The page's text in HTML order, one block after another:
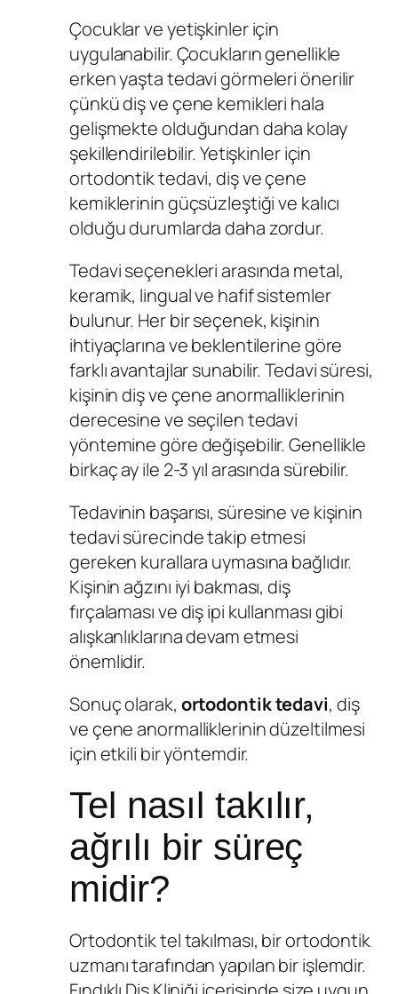
Çocuklar ve yetişkinler için
uygulanabilir. Çocukların genellikle
erken yaşta tedavi görmeleri önerilir
çünkü diş ve çene kemikleri hala
gelişmekte olduğundan daha kolay
şekillendirilebilir. Yetişkinler için
ortodontik tedavi, diş ve çene
kemiklerinin güçsüzleştiği ve kalıcı
olduğu durumlarda daha zordur.
Tedavi seçenekleri arasında metal,
keramik, lingual ve hafif sistemler
bulunur. Her bir seçenek, kişinin
ihtiyaçlarına ve beklentilerine göre
farklı avantajlar sunabilir. Tedavi süresi,
kişinin diş ve çene anormalliklerinin
derecesine ve seçilen tedavi
yöntemine göre değişebilir. Genellikle
birkaç ay ile 2-3 yıl arasında sürebilir.
Tedavinin başarısı, süresine ve kişinin
tedavi sürecinde takip etmesi
gereken kurallara uymasına bağlıdır.
Kişinin ağzını iyi bakması, diş
fırçalaması ve diş ipi kullanması gibi
alışkanlıklarına devam etmesi
önemlidir.
Sonuç olarak, ortodontik tedavi, diş
ve çene anormalliklerinin düzeltilmesi
için etkili bir yöntemdir.
Tel nasıl takılır,
ağrılı bir süreç
midir?
Ortodontik tel takılması, bir ortodontik
uzmanı tarafından yapılan bir işlemdir.